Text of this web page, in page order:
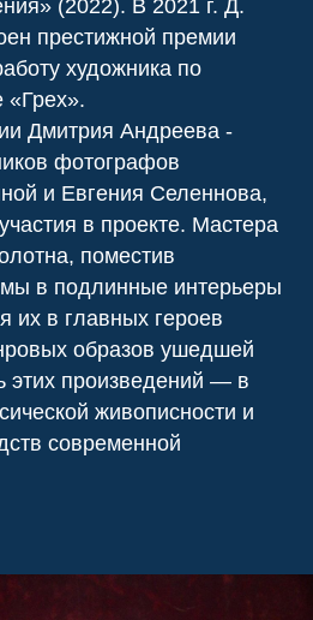
(2022). В 2021 г. Д.
престижной премии
художника по
Дмитрия Андреева -
фотографов
и Евгения Селеннова,
в проекте. Мастера
поместив
в подлинные интерьеры
их в главных героев
образов ушедшей
этих произведений — в
живописности и
современной